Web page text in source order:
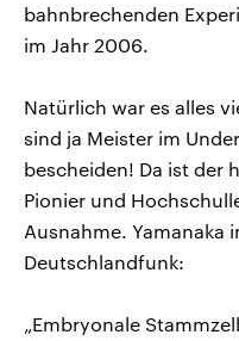
bahnbrechenden
im Jahr 2006.
Natürlich war es alles
sind ja Meister im
bescheiden! Da ist der
Pionier und
Ausnahme. Yamanaka
Deutschlandfunk:
„Embryonale